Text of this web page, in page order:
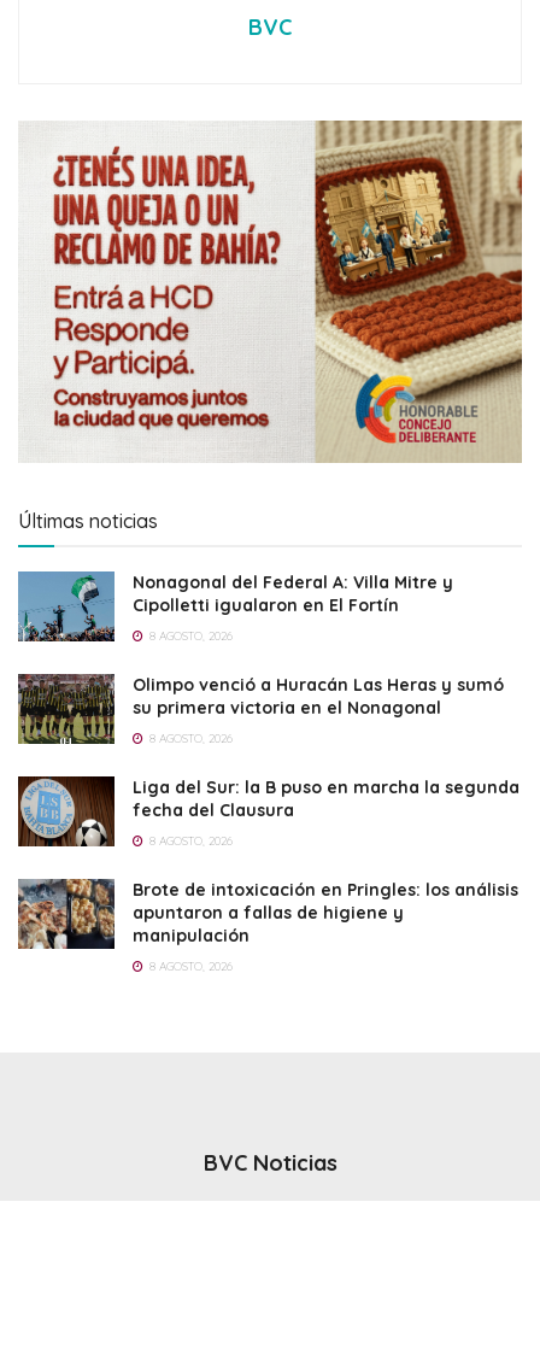
BVC
Últimas noticias
Nonagonal del Federal A: Villa Mitre y
Cipolletti igualaron en El Fortín
8 AGOSTO, 2026
Olimpo venció a Huracán Las Heras y sumó
su primera victoria en el Nonagonal
8 AGOSTO, 2026
Liga del Sur: la B puso en marcha la segunda
fecha del Clausura
8 AGOSTO, 2026
Brote de intoxicación en Pringles: los análisis
apuntaron a fallas de higiene y
manipulación
8 AGOSTO, 2026
BVC Noticias